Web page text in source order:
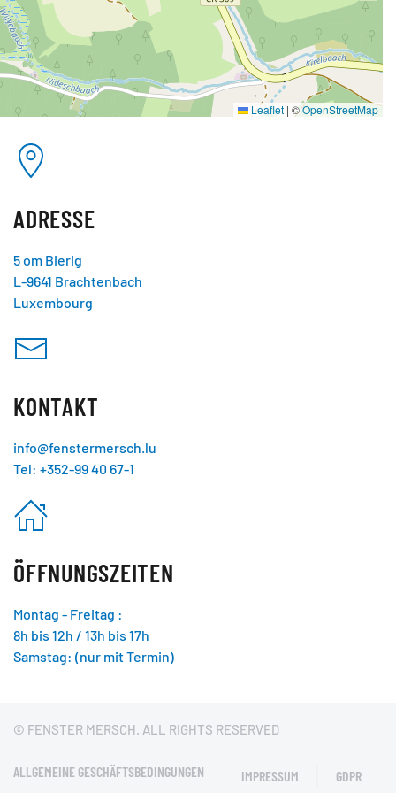
Leaflet | ©OpenStreetMap
ADRESSE
5 om Bierig
L-9641 Brachtenbach
Luxembourg
KONTAKT
info@fenstermersch.lu
Tel: +352-99 40 67-1
ÖFFNUNGSZEITEN
Montag - Freitag :
8h bis 12h / 13h bis 17h
Samstag: (nur mit Termin)
© FENSTER MERSCH. ALL RIGHTS RESERVED
ALLGEMEINE GESCHÄFTSBEDINGUNGEN IMPRESSUM GDPR